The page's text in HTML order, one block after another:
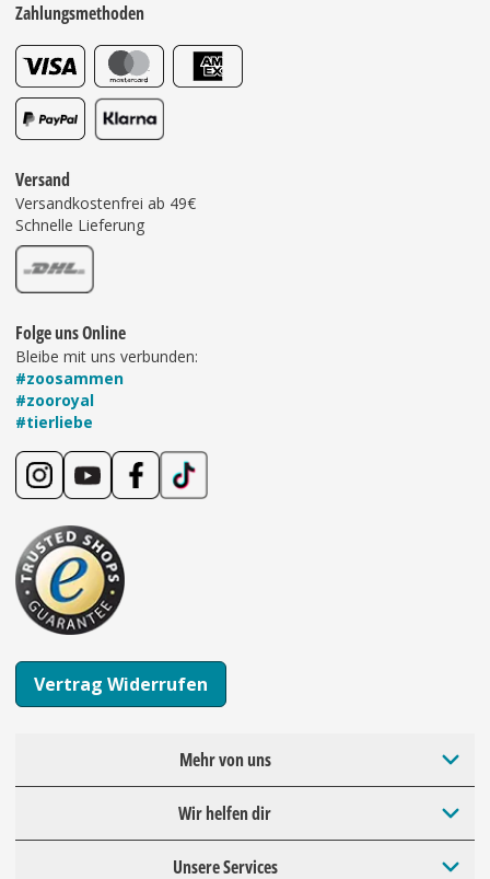
Zahlungsmethoden
Versand
Versandkostenfrei ab 49€
Schnelle Lieferung
Folge uns Online
Bleibe mit uns verbunden:
#zoosammen
#zooroyal
#tierliebe
Vertrag Widerrufen
Mehr von uns
Wir helfen dir
Unsere Services